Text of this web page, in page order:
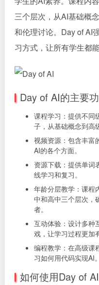
三个层次，从AI基础概
和伦理讨论。Day of AI
习方式，让所有学生都
Day of AI的主要
课程学习：提供不同
子，从基础概念到高
视频资源：包含丰富
AI的各个方面。
资源下载：提供单词
线学习和复习。
年龄分层教学：课程
中和高中三个层次，
者。
互动体验：设计多种
戏，让学习过程更加
编程教学：在高级课
习如何用代码实现AI。
如何使用Day of AI